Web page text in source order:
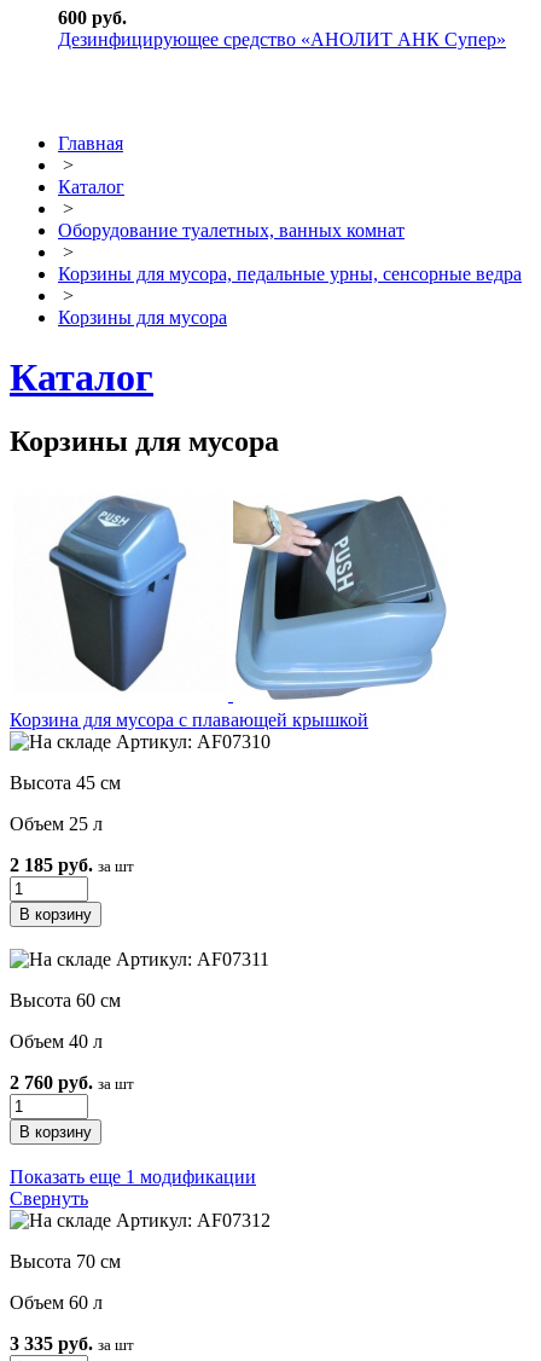
600 руб.
Дезинфицирующее средство «АНОЛИТ АНК Супер»
Главная
>
Каталог
>
Оборудование туалетных, ванных комнат
>
Корзины для мусора, педальные урны, сенсорные ведра
>
Корзины для мусора
Каталог
Корзины для мусора
Корзина для мусора с плавающей крышкой
Артикул: AF07310
Высота 45 см
Объем 25 л
2 185 руб. за шт
Артикул: AF07311
Высота 60 см
Объем 40 л
2 760 руб. за шт
Показать еще 1 модификации
Свернуть
Артикул: AF07312
Высота 70 см
Объем 60 л
3 335 руб. за шт